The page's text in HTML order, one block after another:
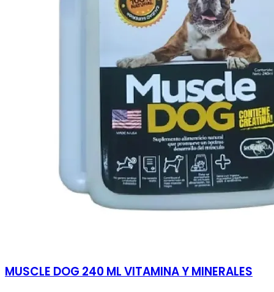
MUSCLE DOG 240 ML VITAMINA Y MINERALES